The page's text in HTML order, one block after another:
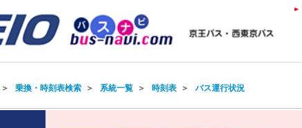
＞ 乗換・時刻表検索＞ 系統一覧＞ 時刻表＞ バス運行状況